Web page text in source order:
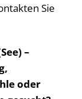
Sie
–
oder